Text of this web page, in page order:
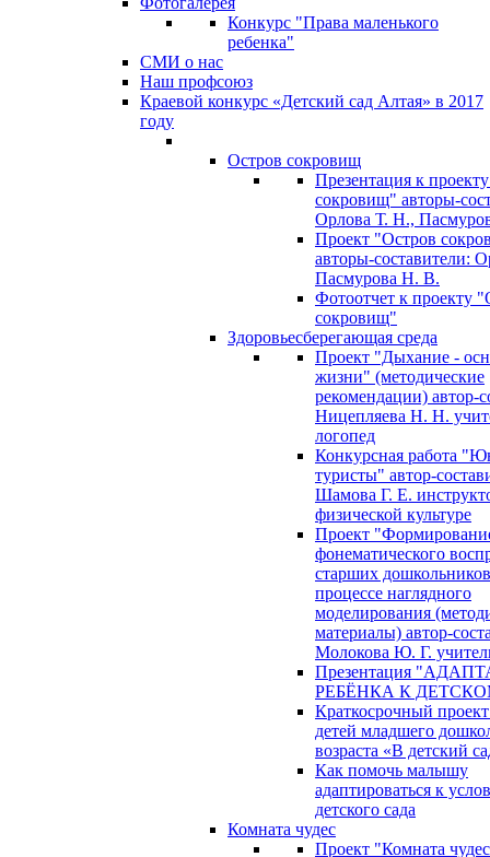
Конкурс "Права маленького
ребенка"
СМИ о нас
Наш профсоюз
Краевой конкурс «Детский сад Алтая» в 2017
году
Остров сокровищ
Презентация к
сокровищ" авторы-
Орлова Т. Н.,
Проект "Остров
авторы-составители:
Пасмурова Н. В.
Фотоотчет к проекту
сокровищ"
Здоровьесберегающая среда
Проект "Дыхание -
жизни" (методические
рекомендации) автор-
Ницепляева Н. Н.
логопед
Конкурсная работа
туристы" автор-
Шамова Г. Е.
физической культуре
Проект
фонематического
старших
процессе наглядного
моделирования
материалы) автор-
Молокова Ю. Г.
Презентация
РЕБЁНКА К
Краткосрочный
детей младшего
возраста «В детский
Как помочь малышу
адаптироваться к
детского сада
Комната чудес
Проект "Комната